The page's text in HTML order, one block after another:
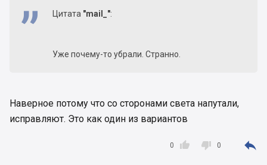
Цитата "mail_":
Уже почему-то убрали. Странно.
Наверное потому что со сторонами света напутали,
исправляют. Это как один из вариантов

0  0 